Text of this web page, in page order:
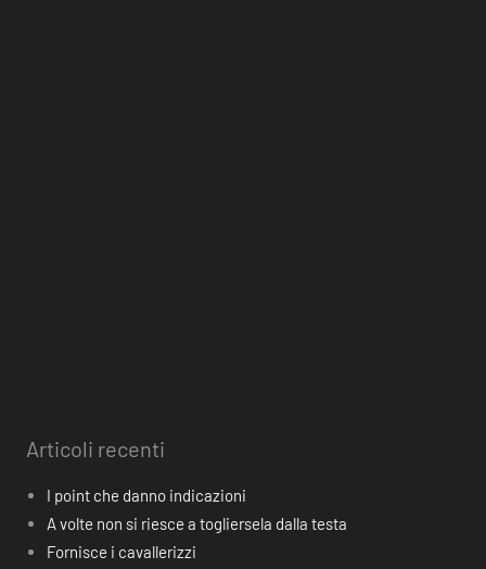
Articoli recenti
I point che danno indicazioni
A volte non si riesce a togliersela dalla testa
Fornisce i cavallerizzi